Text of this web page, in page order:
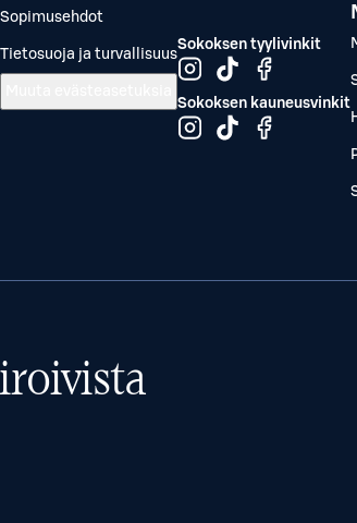
Sopimusehdot
Tietosuoja ja turvallisuus
Sokoksen tyylivinkit
Sokoksen kauneusvinkit